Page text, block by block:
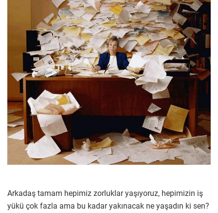
Arkadaş tamam hepimiz zorluklar yaşıyoruz, hepimizin iş
yükü çok fazla ama bu kadar yakınacak ne yaşadın ki sen?